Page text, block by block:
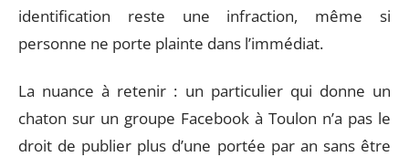
identification reste une infraction, même si
personne ne porte plainte dans l’immédiat.
La nuance à retenir : un particulier qui donne un
chaton sur un groupe Facebook à Toulon n’a pas le
droit de publier plus d’une portée par an sans être